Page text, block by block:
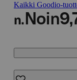
Kaikki Goodio-
n. Noin